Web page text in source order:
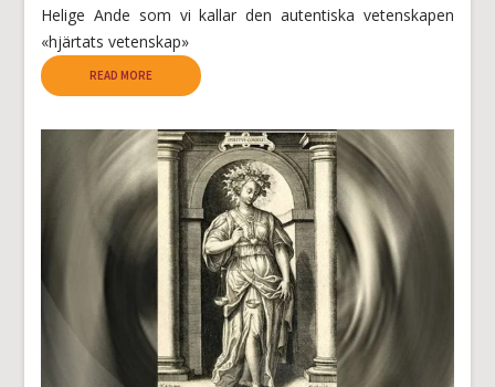
Helige Ande som vi kallar den autentiska vetenskapen
«hjärtats vetenskap»
READ MORE